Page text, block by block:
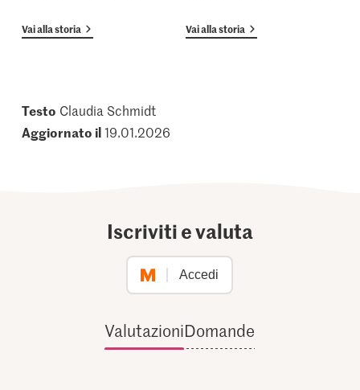
Vai alla storia Vai alla storia
Testo Claudia Schmidt
Aggiornato il19.01.2026
Iscriviti e valuta
Accedi
ValutazioniDomande